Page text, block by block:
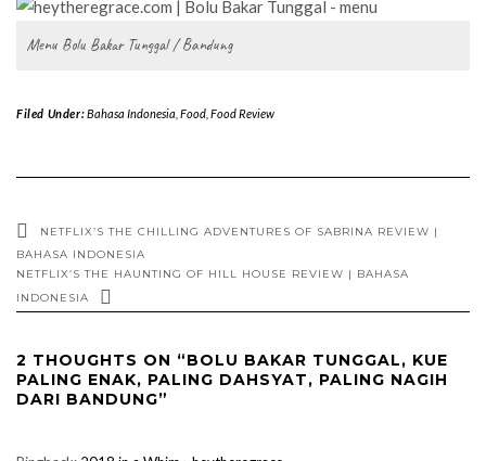
Menu Bolu Bakar Tunggal / Bandung
Filed Under:Bahasa Indonesia Food, Food Review
NETFLIX’S THE CHILLING ADVENTURES OF SABRINA REVIEW |
BAHASA INDONESIA
NETFLIX’S THE HAUNTING OF HILL HOUSE REVIEW | BAHASA
INDONESIA
2 THOUGHTS ON “BOLU BAKAR TUNGGAL, KUE
PALING ENAK, PALING DAHSYAT, PALING NAGIH
DARI BANDUNG”